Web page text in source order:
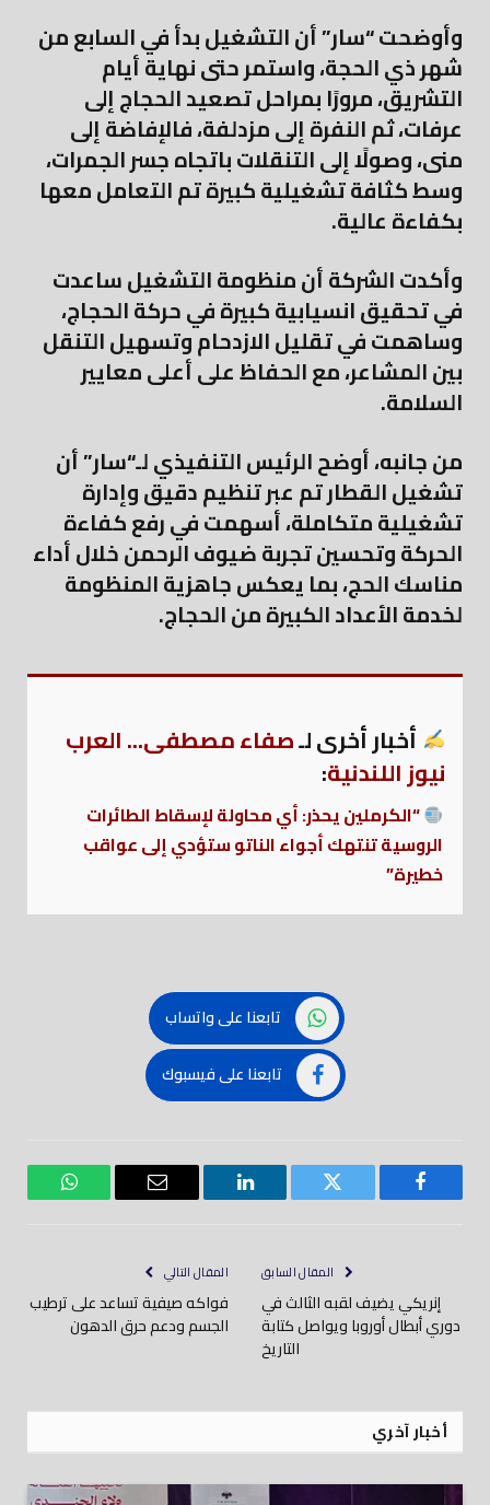
وأوضحت “سار” أن التشغيل بدأ في السابع من
شهر ذي الحجة، واستمر حتى نهاية أيام
التشريق، مرورًا بمراحل تصعيد الحجاج إلى
عرفات، ثم النفرة إلى مزدلفة، فالإفاضة إلى
منى، وصولًا إلى التنقلات باتجاه جسر الجمرات،
وسط كثافة تشغيلية كبيرة تم التعامل معها
بكفاءة عالية.
وأكدت الشركة أن منظومة التشغيل ساعدت
في تحقيق انسيابية كبيرة في حركة الحجاج،
وساهمت في تقليل الازدحام وتسهيل التنقل
بين المشاعر، مع الحفاظ على أعلى معايير
السلامة.
من جانبه، أوضح الرئيس التنفيذي لـ“سار” أن
تشغيل القطار تم عبر تنظيم دقيق وإدارة
تشغيلية متكاملة، أسهمت في رفع كفاءة
الحركة وتحسين تجربة ضيوف الرحمن خلال أداء
مناسك الحج، بما يعكس جاهزية المنظومة
لخدمة الأعداد الكبيرة من الحجاج.
أخبار أخرى لـصفاء مصطفى... العرب
نيوز اللندنية:
“الكرملين يحذر: أي محاولة لإسقاط الطائرات
الروسية تنتهك أجواء الناتو ستؤدي إلى عواقب
خطيرة”
تابعنا على واتساب
تابعنا على فيسبوك
فيسبوك تويتر لينكدود
بريد
واتساب
المقال السابق
إنريكي يضيف لقبه الثالث في
دوري أبطال أوروبا ويواصل كتابة
التاريخ
المقال التالي
فواكه صيفية تساعد على ترطيب
الجسم ودعم حرق الدهون
أخبار آخري